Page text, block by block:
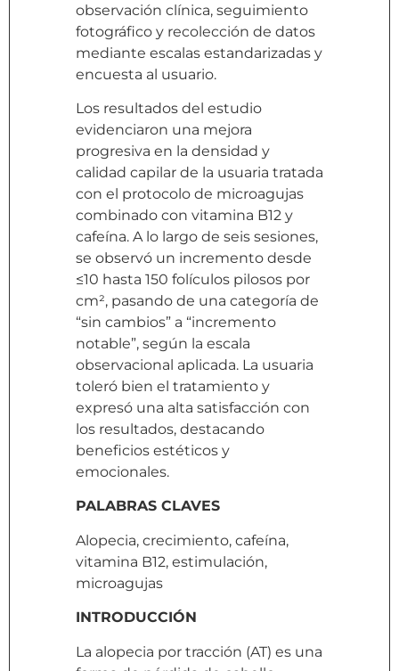
observación clínica, seguimiento
fotográfico y recolección de datos
mediante escalas estandarizadas y
encuesta al usuario.
Los resultados del estudio
evidenciaron una mejora
progresiva en la densidad y
calidad capilar de la usuaria tratada
con el protocolo de microagujas
combinado con vitamina B12 y
cafeína. A lo largo de seis sesiones,
se observó un incremento desde
≤10 hasta 150 folículos pilosos por
cm², pasando de una categoría de
“sin cambios” a “incremento
notable”, según la escala
observacional aplicada. La usuaria
toleró bien el tratamiento y
expresó una alta satisfacción con
los resultados, destacando
beneficios estéticos y
emocionales.
PALABRAS CLAVES
Alopecia, crecimiento, cafeína,
vitamina B12, estimulación,
microagujas
INTRODUCCIÓN
La alopecia por tracción (AT) es una